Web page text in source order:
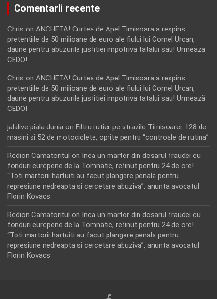
Comentarii recente
Chris on ANCHETA! Curtea de Apel Timisoara a respins
pretentiile de 50 milioane de euro ale fiului lui Cornel Urcan,
daune pentru abuzurile justitiei impotriva tatalui sau! Urmează
CEDO!
Chris on ANCHETA! Curtea de Apel Timisoara a respins
pretentiile de 50 milioane de euro ale fiului lui Cornel Urcan,
daune pentru abuzurile justitiei impotriva tatalui sau! Urmează
CEDO!
jalalive piala dunia on Filtru rutier pe strazile Timisoarei: 128 de
masini si 52 de motociclete, oprite pentru “controale de rutina”
Rodion Camatoritul on Inca un martor din dosarul fraudei cu
fonduri europene de la Tomnatic, retinut pentru 24 de ore!
“Toti martorii hartuiti au facut plangere penala pentru
represiune nedreapta si cercetare abuziva”, anunta avocatul
Florin Kovacs
Rodion Camatoritul on Inca un martor din dosarul fraudei cu
fonduri europene de la Tomnatic, retinut pentru 24 de ore!
“Toti martorii hartuiti au facut plangere penala pentru
represiune nedreapta si cercetare abuziva”, anunta avocatul
Florin Kovacs